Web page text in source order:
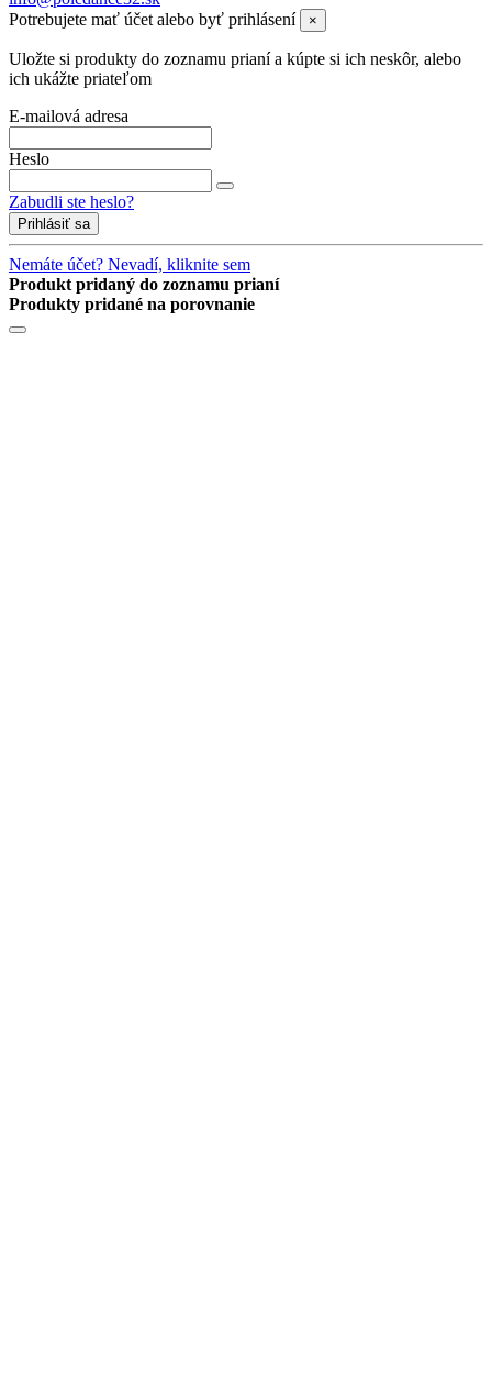
Potrebujete mať účet alebo byť prihlásení
×
Uložte si produkty do zoznamu prianí a kúpte si ich neskôr, alebo
ich ukážte priateľom
E-mailová adresa
Heslo
Zabudli ste heslo?
Prihlásiť sa
Nemáte účet? Nevadí, kliknite sem
Produkt pridaný do zoznamu prianí
Produkty pridané na porovnanie